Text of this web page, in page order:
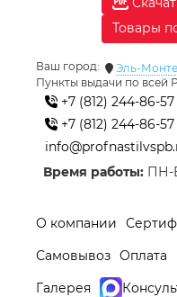
Товары
Ваш город:
Эль-Монте
Пункты выдачи по всей
+7 (812) 244-86-57
+7 (812) 244-86-57
Время работы: ПН-
О компании
Самовывоз Оплата
Галерея